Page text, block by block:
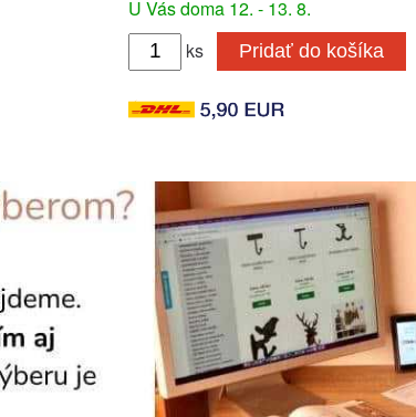
U Vás doma 12. - 13. 8.
ks
Pridať do košíka